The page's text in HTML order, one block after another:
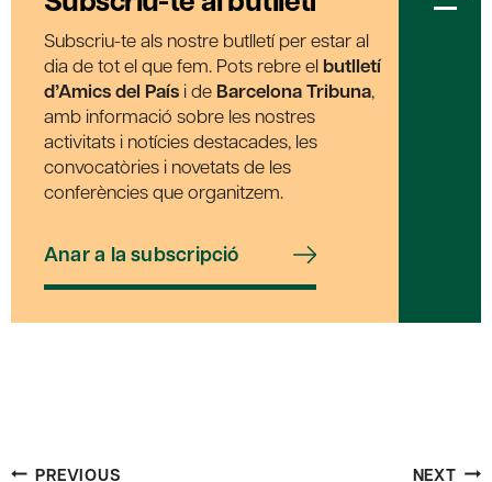
Subscriu-te als nostre butlletí per estar al
dia de tot el que fem. Pots rebre el butlletí
d’Amics del País i de Barcelona Tribuna,
amb informació sobre les nostres
activitats i notícies destacades, les
convocatòries i novetats de les
conferències que organitzem.
Anar a la subscripció
PREVIOUS NEXT